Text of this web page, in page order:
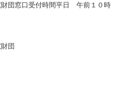
団窓口受付時間平日 午前１０時
団